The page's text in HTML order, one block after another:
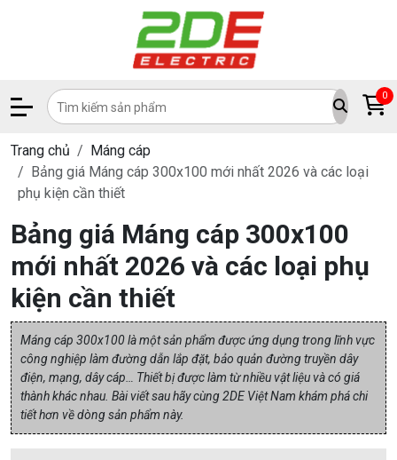
0
Trang chủ
Máng cáp
Bảng giá Máng cáp 300x100 mới nhất 2026 và các loại
phụ kiện cần thiết
Bảng giá Máng cáp 300x100
mới nhất 2026 và các loại phụ
kiện cần thiết
Máng cáp 300x100 là một sản phẩm được ứng dụng trong lĩnh vực
công nghiệp làm đường dẫn lắp đặt, bảo quản đường truyền dây
điện, mạng, dây cáp… Thiết bị được làm từ nhiều vật liệu và có giá
thành khác nhau. Bài viết sau hãy cùng 2DE Việt Nam khám phá chi
tiết hơn về dòng sản phẩm này.